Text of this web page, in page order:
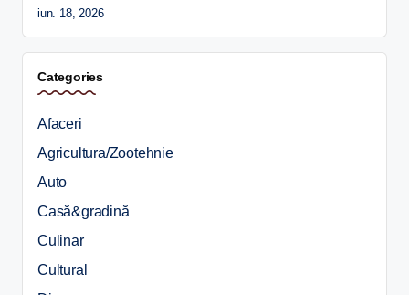
iun. 18, 2026
Categories
Afaceri
Agricultura/Zootehnie
Auto
Casă&gradină
Culinar
Cultural